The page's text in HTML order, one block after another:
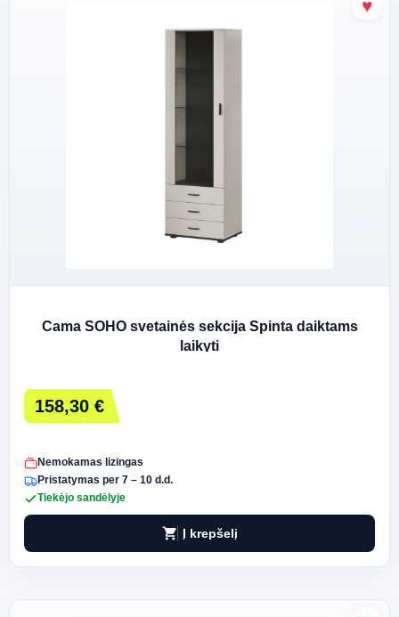
Cama SOHO svetainės sekcija Spinta daiktams
laikyti
158,30 €
Nemokamas lizingas
Pristatymas per 7 – 10 d.d.
Tiekėjo sandėlyje
shopping_cart Į krepšelį